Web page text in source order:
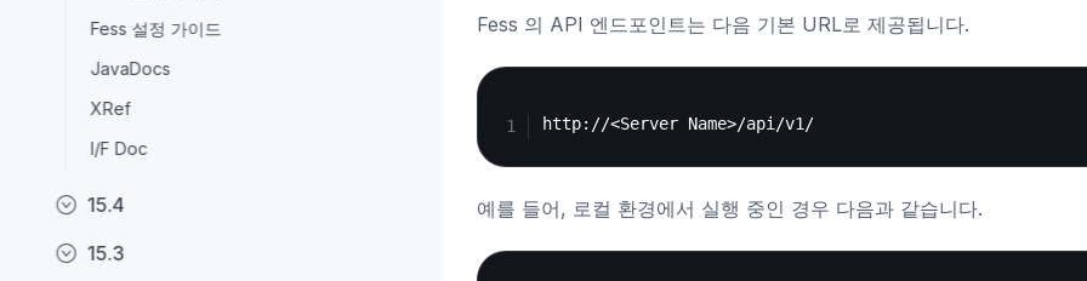
Fess 설정 가이드
JavaDocs
XRef
I/F Doc
15.4
15.3
Fess 의 API 엔드포인트는 다음 기본 URL로 제공됩니다.
http://<Server Name>/api/v1/
예를 들어, 로컬 환경에서 실행 중인 경우 다음과 같습니다.